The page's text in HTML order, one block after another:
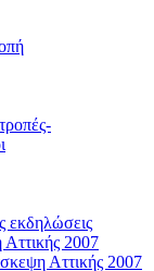
εκδηλώσεις
2007
Αττικής 2007